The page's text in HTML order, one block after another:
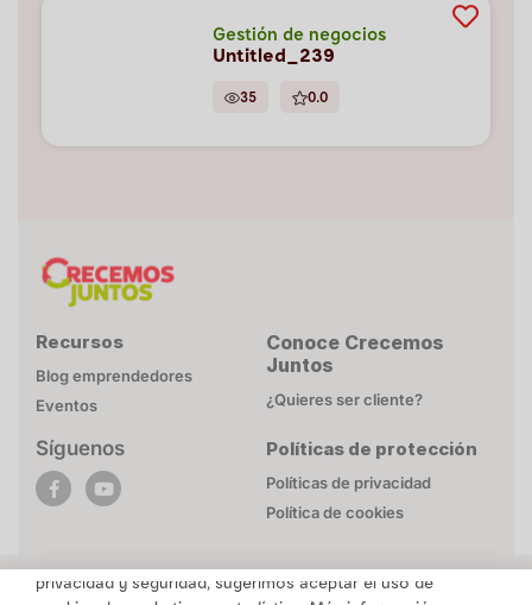
Gestión de negocios
Untitled_239
35 0.0
Recursos
Blog emprendedores
Eventos
Síguenos
Conoce Crecemos
Juntos
¿Quieres ser cliente?
Políticas de protección
Políticas de privacidad
Política de cookies
POLÍTICA DE COOKIES
Esta página web utiliza cookies necesarias para su
privacidad y seguridad, sugerimos aceptar el uso de